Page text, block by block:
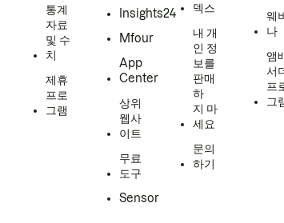
통계
자료
및 수
치
제휴
프로
그램
Insights24
Mfour
App
Center
상위
웹사
이트
무료
도구
Sensor
덱스
내 개
인 정
보를
판매
하
지 마
세요
문의
하기
웨
나
앰
서
프
그